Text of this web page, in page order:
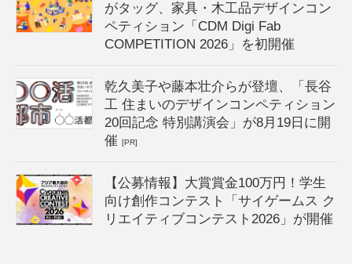
がタッグ、家具・木工品デザインコン
ペティション「CDM Digi Fab
COMPETITION 2026」を初開催
乾久美子や藤本壮介らが登壇、「長谷
工 住まいのデザインコンペティション
20回記念 特別講演会」が8月19日に開
催[PR]
【公募情報】大賞賞金100万円！学生
向け創作コンテスト「サイゲームス ク
リエイティブコンテスト2026」が開催